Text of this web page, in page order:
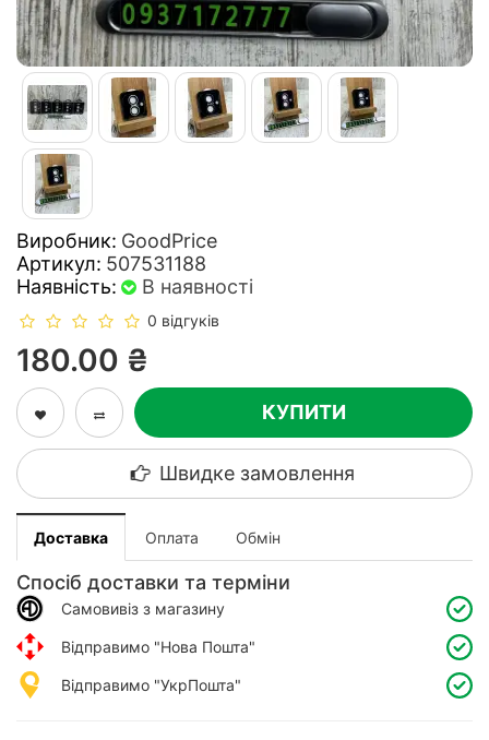
Виробник: GoodPrice
Артикул: 507531188
Наявність:
В наявності
0 відгуків
180.00 ₴
КУПИТИ
Швидке замовлення
Доставка Оплата Обмін
Спосіб доставки та терміни
Самовивіз з магазину
Відправимо "Нова Пошта"
Відправимо "УкрПошта"